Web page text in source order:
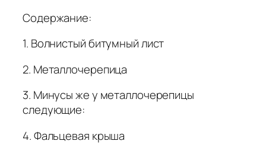
Содержание:
1. Волнистый битумный лист
2. Металлочерепица
3. Минусы же у металлочерепицы
следующие:
4. Фальцевая крыша